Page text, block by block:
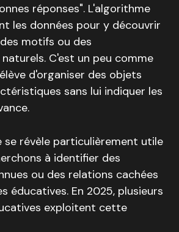
réponses". L'algorithme
les données pour y découvrir
motifs ou des
C'est un peu comme
d'organiser des objets
sans lui indiquer les
révèle particulièrement utile
à identifier des
ou des relations cachées
éducatives. En 2025, plusieurs
exploitent cette